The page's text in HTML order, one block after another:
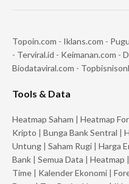
Topoin.com - Iklans.com -
- Terviral.id - Keimanan.com -
Biodataviral.com -
Tools & Data
Heatmap Saham | Heatmap
Kripto | Bunga Bank Sentral |
Untung | Saham Rugi | Harga
Bank | Semua Data | Heatmap |
Time | Kalender Ekonomi |